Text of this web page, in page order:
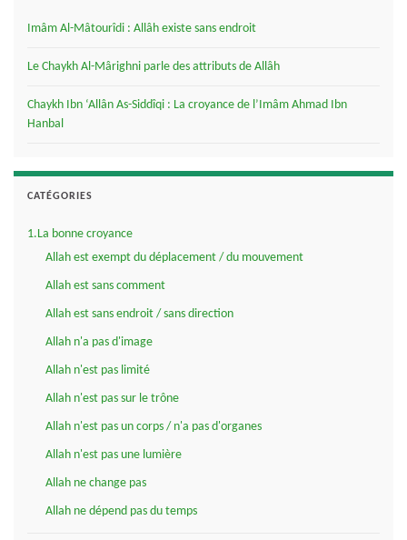
Imâm Al-Mâtourîdi : Allâh existe sans endroit
Le Chaykh Al-Mârighni parle des attributs de Allâh
Chaykh Ibn ‘Allân As-Siddîqi : La croyance de l’Imâm Ahmad Ibn
Hanbal
CATÉGORIES
1.La bonne croyance
Allah est exempt du déplacement / du mouvement
Allah est sans comment
Allah est sans endroit / sans direction
Allah n'a pas d'image
Allah n'est pas limité
Allah n'est pas sur le trône
Allah n'est pas un corps / n'a pas d'organes
Allah n'est pas une lumière
Allah ne change pas
Allah ne dépend pas du temps